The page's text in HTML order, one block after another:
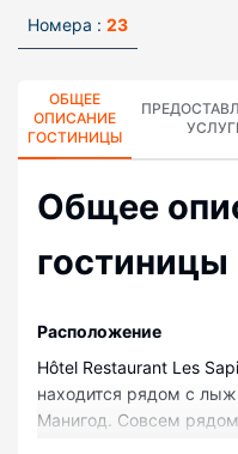
Номера : 23
ОБЩЕЕ
ОПИСАНИЕ
ГОСТИНИЦЫ
Общее
гостиницы
Pасположение
Hôtel Restaurant Les
находится рядом с
Манигод. Совсем